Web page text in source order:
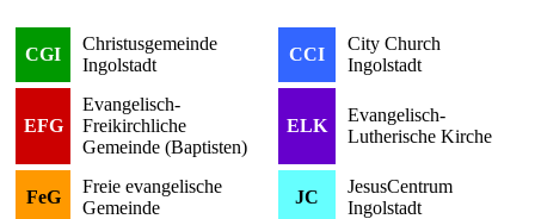
CGI
Christusgemeinde
Ingolstadt
CCI
City Church
Ingolstadt
EFG
Evangelisch-
Freikirchliche
Gemeinde (Baptisten)
ELK
Evangelisch-
Lutherische Kirche
FeG
Freie evangelische
Gemeinde
JC
JesusCentrum
Ingolstadt